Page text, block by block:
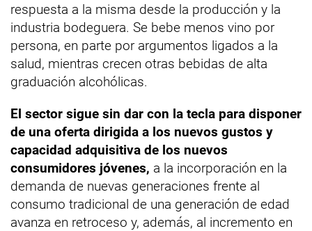
respuesta a la misma desde la producción y la
industria bodeguera. Se bebe menos vino por
persona, en parte por argumentos ligados a la
salud, mientras crecen otras bebidas de alta
graduación alcohólicas.
El sector sigue sin dar con la tecla para disponer
de una oferta dirigida a los nuevos gustos y
capacidad adquisitiva de los nuevos
consumidores jóvenes, a la incorporación en la
demanda de nuevas generaciones frente al
consumo tradicional de una generación de edad
avanza en retroceso y, además, al incremento en